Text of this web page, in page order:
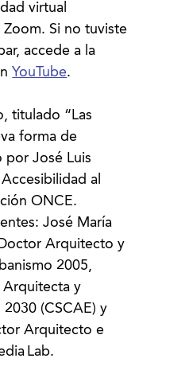
virtual
Si no tuviste
accede a la
YouTube.
titulado “Las
forma de
por José Luis
al
ONCE.
José María
Arquitecto y
2005,
Arquitecta y
(CSCAE) y
Arquitecto e
Lab.